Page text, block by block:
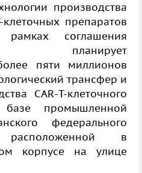
производства
клеточных препаратов
соглашения
планирует
пяти миллионов
трансфер и
CAR-T-клеточного
промышленной
федерального
расположенной в
корпусе на улице